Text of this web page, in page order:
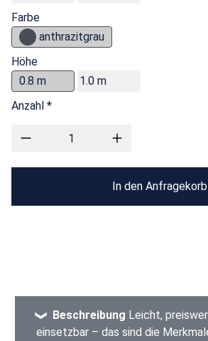
Farbe
anthrazitgrau
Höhe
0.8 m
1.0 m
Anzahl *
In den Anfragekorb
Beschreibung Leicht,
einsetzbar – das sind die